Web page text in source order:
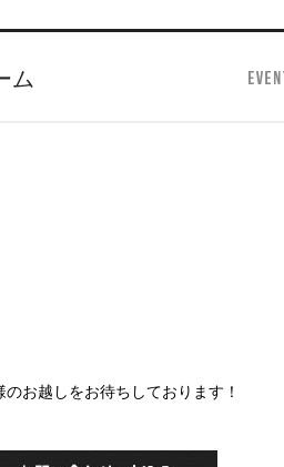
ム
お越しをお待ちしております！